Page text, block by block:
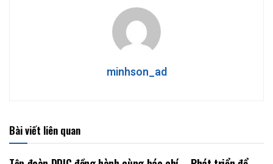
minhson_ad
Bài viết liên quan